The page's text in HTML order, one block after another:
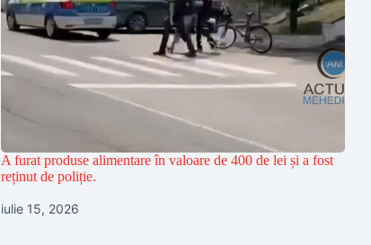
A furat produse alimentare în valoare de 400 de lei și a fost
reținut de poliție.
iulie 15, 2026